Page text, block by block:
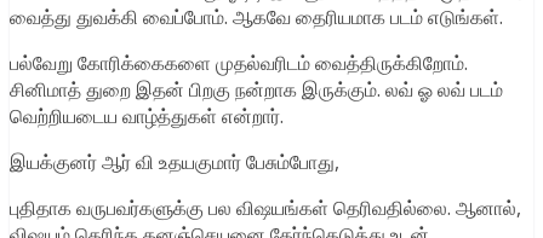
வைத்து துவக்கி வைப்போம். ஆகவே தைரியமாக படம் எடுங்கள்.
பல்வேறு கோரிக்கைகளை முதல்வரிடம் வைத்திருக்கிறோம்.
சினிமாத் துறை இதன் பிறகு நன்றாக இருக்கும். லவ் ஓ லவ் படம்
வெற்றியடைய வாழ்த்துகள் என்றார்.
இயக்குனர் ஆர் வி உதயகுமார் பேசும்போது,
புதிதாக வருபவர்களுக்கு பல விஷயங்கள் தெரிவதில்லை. ஆனால்,